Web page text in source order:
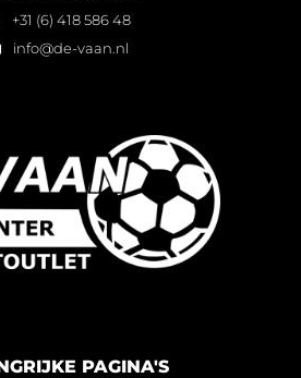
+31 (6) 418 586 48
info@de-vaan.nl
PAGINA'S